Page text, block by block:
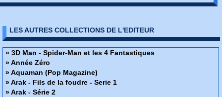
LES AUTRES COLLECTIONS DE L'EDITEUR
» 3D Man - Spider-Man et les 4 Fantastiques
» Année Zéro
» Aquaman (Pop Magazine)
» Arak - Fils de la foudre - Serie 1
» Arak - Série 2